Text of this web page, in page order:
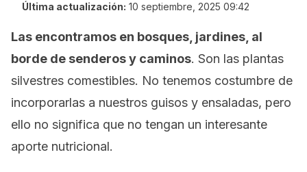
Última actualización: 10 septiembre, 2025 09:42
Las encontramos en bosques, jardines, al
borde de senderos y caminos. Son las plantas
silvestres comestibles. No tenemos costumbre de
incorporarlas a nuestros guisos y ensaladas, pero
ello no significa que no tengan un interesante
aporte nutricional.